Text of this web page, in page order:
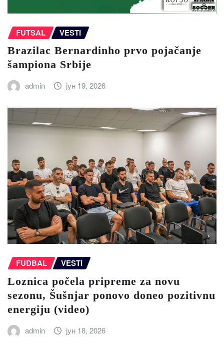
FUTSAL VESTI
Brazilac Bernardinho prvo pojačanje
šampiona Srbije
admin јун 19, 2026
FUDBAL VESTI
Loznica počela pripreme za novu
sezonu, Šušnjar ponovo doneo pozitivnu
energiju (video)
admin јун 18, 2026